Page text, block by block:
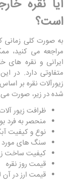
آیا نقره
است؟
به صورت کلی زمانی
مراجعه می کنید،
ایرانی و نقره های
متفاوتی دارد. در
زیورآلات نقره بر
شده در زیر، صورت می
ظرافت زیور
منحصر به فرد
نوع و کیفیت
سنگ های مورد
کیفیت ساخت
قیمت روز نقره
قیمت ارز در